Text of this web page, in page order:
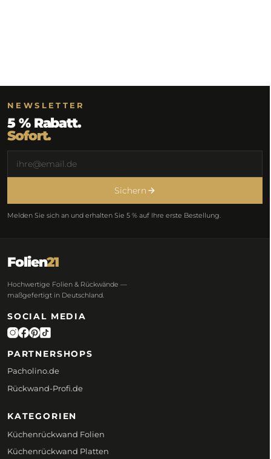
NEWSLETTER
5 % Rabatt.
Sofort.
Sichern
Melden Sie sich an und erhalten Sie 5 % auf Ihre erste Bestellung.
Folien21
Hochwertige Folien & Rückwände —
maßgefertigt in Deutschland.
SOCIAL MEDIA
PARTNERSHOPS
Pacholino.de
Rückwand-Profi.de
KATEGORIEN
Küchenrückwand Folien
Küchenrückwand Platten